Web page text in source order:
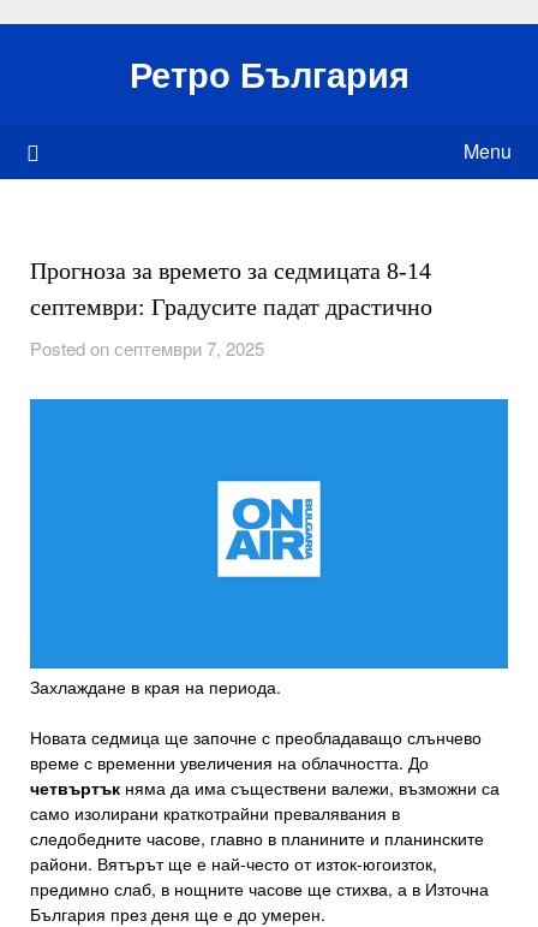
Ретро България
Menu
Прогноза за времето за седмицата 8-14
септември: Градусите падат драстично
Posted on септември 7, 2025
Захлаждане в края на периода.
Новата седмица ще започне с преобладаващо слънчево
време с временни увеличения на облачността. До
четвъртък няма да има съществени валежи, възможни са
само изолирани краткотрайни превалявания в
следобедните часове, главно в планините и планинските
райони. Вятърът ще е най-често от изток-югоизток,
предимно слаб, в нощните часове ще стихва, а в Източна
България през деня ще е до умерен.